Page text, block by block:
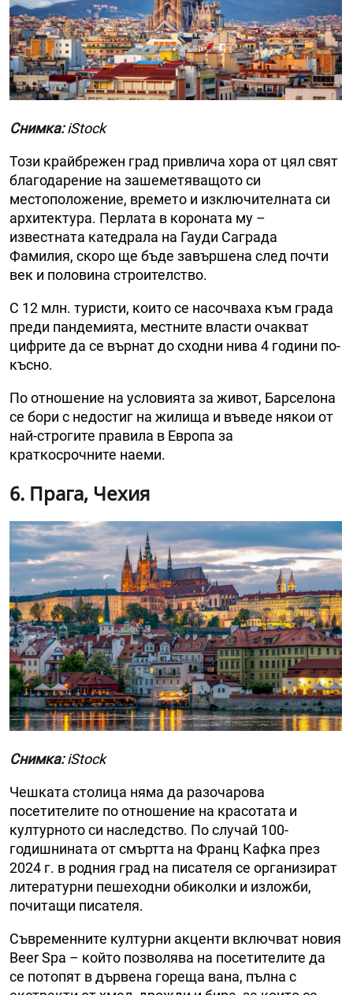
Снимка:iStock
Този крайбрежен град привлича хора от цял свят
благодарение на зашеметяващото си
местоположение, времето и изключителната си
архитектура. Перлата в короната му –
известната катедрала на Гауди Саграда
Фамилия, скоро ще бъде завършена след почти
век и половина строителство.
С 12 млн. туристи, които се насочваха към града
преди пандемията, местните власти очакват
цифрите да се върнат до сходни нива 4 години по-
късно.
По отношение на условията за живот, Барселона
се бори с недостиг на жилища и въведе някои от
най-строгите правила в Европа за
краткосрочните наеми.
6. Прага, Чехия
Снимка:iStock
Чешката столица няма да разочарова
посетителите по отношение на красотата и
културното си наследство. По случай 100-
годишнината от смъртта на Франц Кафка през
2024 г. в родния град на писателя се организират
литературни пешеходни обиколки и изложби,
почитащи писателя.
Съвременните културни акценти включват новия
Beer Spa – който позволява на посетителите да
се потопят в дървена гореща вана, пълна с